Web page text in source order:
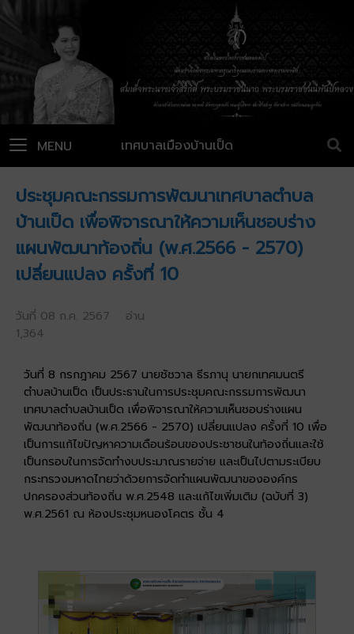
เทศบาลเมืองบ้านเป็ด
MENU
ประชุมคณะกรรมการพัฒนาเทศบาลตำบล
บ้านเป็ด เพื่อพิจารณาให้ความเห็นชอบร่าง
แผนพัฒนาท้องถิ่น (พ.ศ.2566 - 2570)
เปลี่ยนแปลง ครั้งที่ 10
วันที่ 08 ก.ค. 2567 อ่าน
1,364
วันที่ 8 กรกฎาคม 2567 นายชัชวาล ธีรภานุ นายกเทศมนตรี
ตำบลบ้านเป็ด เป็นประธานในการประชุมคณะกรรมการพัฒนา
เทศบาลตำบลบ้านเป็ด เพื่อพิจารณาให้ความเห็นชอบร่างแผน
พัฒนาท้องถิ่น (พ.ศ.2566 - 2570) เปลี่ยนแปลง ครั้งที่ 10 เพื่อ
เป็นการแก้ไขปัญหาความเดือนร้อนของประชาชนในท้องถิ่นและใช้
เป็นกรอบในการจัดทำงบประมาณรายจ่าย และเป็นไปตามระเบียบ
กระทรวงมหาดไทยว่าด้วยการจัดทำแผนพัฒนาขององค์กร
ปกครองส่วนท้องถิ่น พ.ศ.2548 และแก้ไขเพิ่มเติม (ฉบับที่ 3)
พ.ศ.2561 ณ ห้องประชุมหนองโคตร ชั้น 4